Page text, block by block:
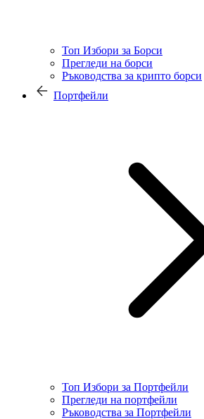
Топ Избори за Борси
Прегледи на борси
Ръководства за крипто борси
Портфейли
Топ Избори за Портфейли
Прегледи на портфейли
Ръководства за Портфейли